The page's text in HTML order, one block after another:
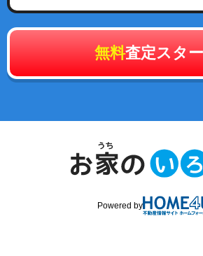
無料査定スタ
Powered by